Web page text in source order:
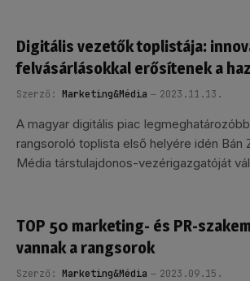
Digitális vezetők toplistája:
felvásárlásokkal erősítenek a
Szerző: Marketing&Média 2023.11.13.
A magyar digitális piac
rangsoroló toplista első helyére idén Bán
Média társtulajdonos-vezérigazgatóját
TOP 50 marketing- és PR-
vannak a rangsorok
Szerző: Marketing&Média 2023.09.15.